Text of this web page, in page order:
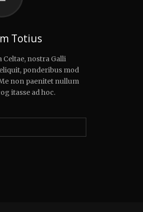
Totius
nostra Galli
ponderibus mod
non paenitet nullum
itasse ad hoc.